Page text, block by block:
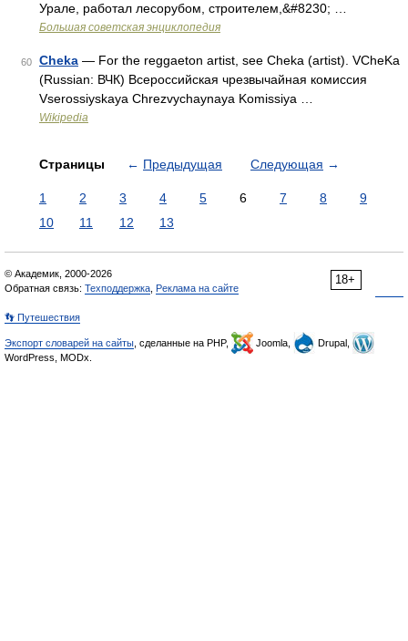
Урале, работал лесорубом, строителем,&#8230; …
Большая советская энциклопедия
60 Cheka — For the reggaeton artist, see Cheka (artist). VCheKa
(Russian: ВЧК) Всероссийская чрезвычайная комиссия
Vserossiyskaya Chrezvychaynaya Komissiya …
Wikipedia
Страницы ← Предыдущая Следующая →
1 2 3 4 5 6 7 8
9
10
11 12 13
18+
© Академик, 2000-2026
Обратная связь: Техподдержка Реклама на сайте
👣 Путешествия
Экспорт словарей на сайты , сделанные на PHP, Joomla,
Drupal,
WordPress, MODx.